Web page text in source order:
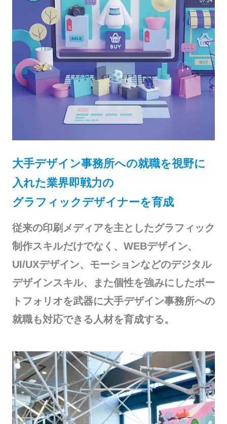
大手デザイン事務所への就職を視野に
入れた業界即戦力の
グラフィックデザイナーを育成
従来の印刷メディアを主としたグラフィック
制作スキルだけでなく、WEBデザイン、
UI/UXデザイン、モーションなどのデジタル
デザインスキル、また個性を強みにしたポー
トフォリオを武器に大手デザイン事務所への
就職も対応できる人材を育成する。